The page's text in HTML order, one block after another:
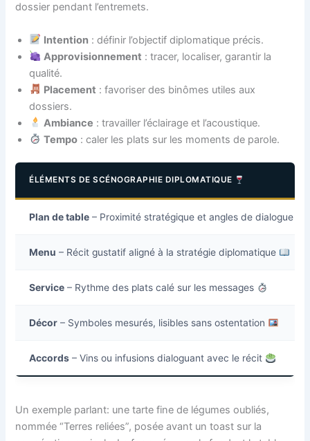
dossier pendant l’entremets.
Intention : définir l’objectif diplomatique précis.
Approvisionnement : tracer, localiser, garantir la
qualité.
Placement : favoriser des binômes utiles aux
dossiers.
Ambiance : travailler l’éclairage et l’acoustique.
Tempo : caler les plats sur les moments de parole.
ÉLÉMENTS DE SCÉNOGRAPHIE DIPLOMATIQUE
Plan de table – Proximité stratégique et angles de dialogue
Menu – Récit gustatif aligné à la stratégie diplomatique
Service – Rythme des plats calé sur les messages
Décor – Symboles mesurés, lisibles sans ostentation
Accords – Vins ou infusions dialoguant avec le récit
Un exemple parlant: une tarte fine de légumes oubliés,
nommée “Terres reliées”, posée avant un toast sur la